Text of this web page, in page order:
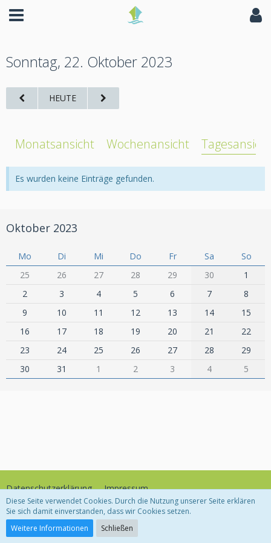
Sonntag, 22. Oktober 2023
HEUTE
Monatsansicht Wochenansicht Tagesansicht
Es wurden keine Einträge gefunden.
Oktober 2023
Mo Di Mi Do Fr Sa
So
25
26 27 28 29 30
1
2
3 4 5 6 7
8
9
10 11 12 13 14
15
16
17 18 19 20 21
22
23
24 25 26 27 28
29
30
31 1 2 3 4 5
Datenschutzerklärung Impressum
Community-Software:
Diese Seite verwendet Cookies. Durch die Nutzung unserer Seite erklären
Sie sich damit einverstanden, dass wir Cookies setzen.
Weitere Informationen
Schließen